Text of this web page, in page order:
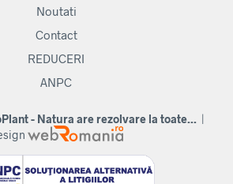
Noutati
Contact
REDUCERI
ANPC
- Natura are rezolvare la toate... |